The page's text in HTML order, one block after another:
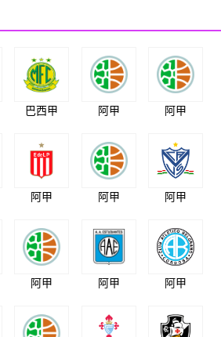
巴西甲 阿甲 阿甲
阿甲 阿甲 阿甲
阿甲 阿甲 阿甲